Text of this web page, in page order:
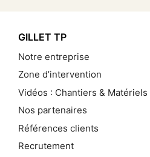
GILLET TP
Notre entreprise
Zone d’intervention
Vidéos : Chantiers & Matériels
Nos partenaires
Références clients
Recrutement